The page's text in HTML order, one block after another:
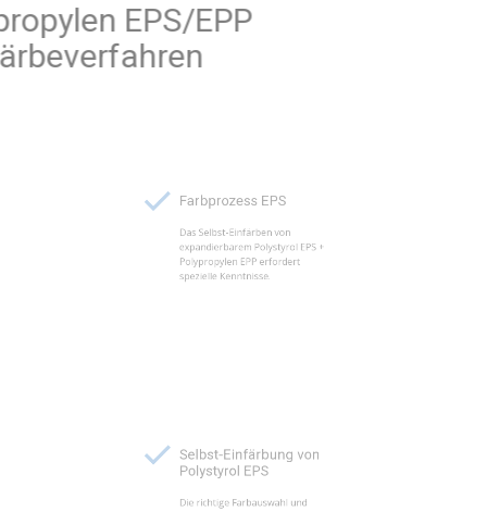
Polypropylen EPS/EPP
Färbeverfahren
expandierbarem Polystyrol EPS +
Polypropylen EPP erfordert
Polystyrol EPS
Die richtige Farbauswahl und